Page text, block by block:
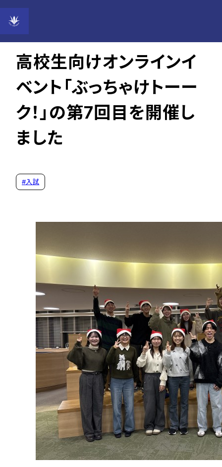
2026年01月14日
高校生向けオンラインイ
ベント「ぶっちゃけトーー
ク！」の第7回目を開催し
ました
#入試